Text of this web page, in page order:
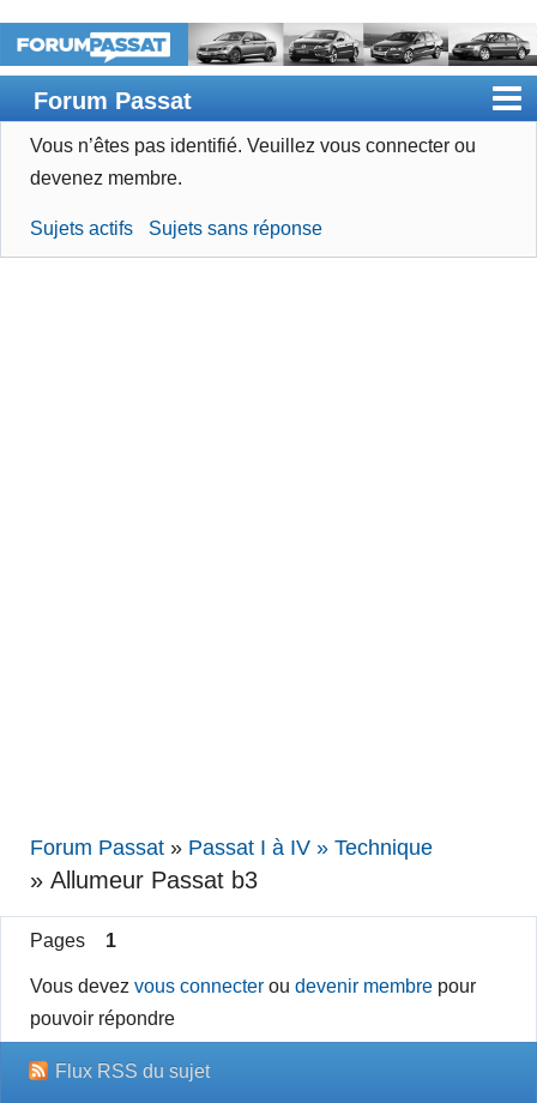
Forum Passat
Accueil
Devenir membre
Vous n’êtes pas identifié. Veuillez vous connecter ou
devenez membre.
Sujets actifs Sujets sans réponse
Forum Passat » Passat I à IV » Technique
»Allumeur Passat b3
Pages 1
Vous devezvous connecter oudevenir membre pour
pouvoir répondre
Flux RSS du sujet